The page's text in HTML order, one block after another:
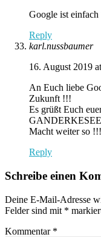
Google ist
Reply
karl.nussbaumer
16. August 2019
An Euch liebe
Zukunft !!!
Es grüßt Euch
GANDERKESEE
Macht weiter so !!!
Reply
Schreibe einen
Deine E-Mail-Adresse
Felder sind mit *
Kommentar *